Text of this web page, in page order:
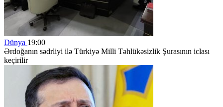
Dünya 19:00
Ərdoğanın sədrliyi ilə Türkiyə Milli Təhlükəsizlik Şurasının iclası
keçirilir